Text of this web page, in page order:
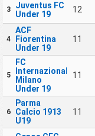
3
Juventus FC
Under 19
12
4
ACF
Fiorentina
Under 19
11
5
FC
Internazionale
Milano
Under 19
11
6
Parma
Calcio 1913
U19
11